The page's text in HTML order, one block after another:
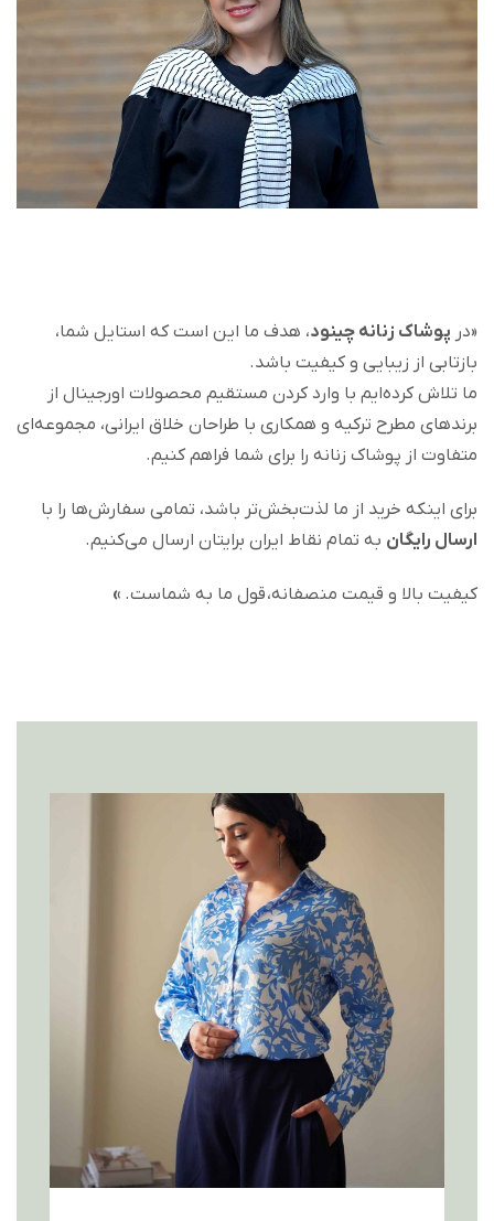
«در پوشاک زنانه چینود، هدف ما این است که استایل شما،
بازتابی از زیبایی و کیفیت باشد.
ما تلاش کرده‌ایم با وارد کردن مستقیم محصولات اورجینال از
برندهای مطرح ترکیه و همکاری با طراحان خلاق ایرانی، مجموعه‌ای
متفاوت از پوشاک زنانه را برای شما فراهم کنیم.
برای اینکه خرید از ما لذت‌بخش‌تر باشد، تمامی سفارش‌ها را با
ارسال رایگان به تمام نقاط ایران برایتان ارسال می‌کنیم.
کیفیت بالا و قیمت منصفانه، قول ما به شماست. »